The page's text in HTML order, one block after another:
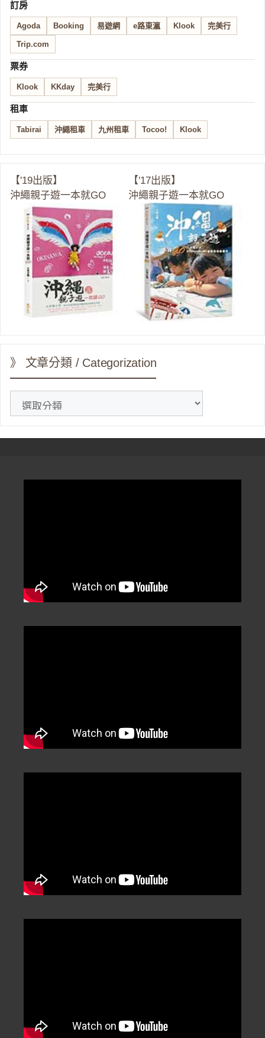
訂房
Agoda Booking 易遊網 e路東瀛 Klook 完美行
Trip.com
票券
Klook KKday 完美行
租車
Tabirai 沖繩租車 九州租車 Tocoo! Klook
【'19出版】
沖繩親子遊一本就GO
【'17出版】
沖繩親子遊一本就GO
》 文章分類 / Categorization
分